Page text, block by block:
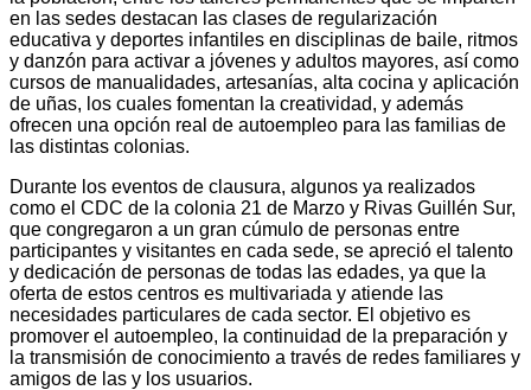
en las sedes destacan las clases de regularización
educativa y deportes infantiles en disciplinas de baile, ritmos
y danzón para activar a jóvenes y adultos mayores, así como
cursos de manualidades, artesanías, alta cocina y aplicación
de uñas, los cuales fomentan la creatividad, y además
ofrecen una opción real de autoempleo para las familias de
las distintas colonias.
Durante los eventos de clausura, algunos ya realizados
como el CDC de la colonia 21 de Marzo y Rivas Guillén Sur,
que congregaron a un gran cúmulo de personas entre
participantes y visitantes en cada sede, se apreció el talento
y dedicación de personas de todas las edades, ya que la
oferta de estos centros es multivariada y atiende las
necesidades particulares de cada sector. El objetivo es
promover el autoempleo, la continuidad de la preparación y
la transmisión de conocimiento a través de redes familiares y
amigos de las y los usuarios.